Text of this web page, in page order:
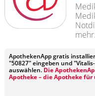
mehr.
ApothekenApp gratis
"50827" eingeben und
auswählen. Die
Apotheke – die Apotheke für